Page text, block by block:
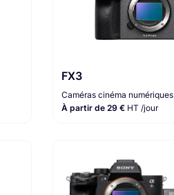
FX3
Caméras cinéma numériques
À partir de 29 € HT /jour